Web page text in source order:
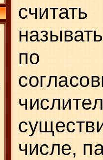
по
числе,